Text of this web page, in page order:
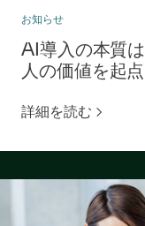
お知らせ
AI導入の本質
人の価値を起
詳細を読む